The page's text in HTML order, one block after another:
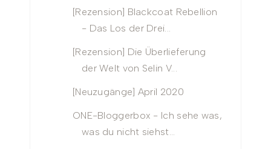
[Rezension] Blackcoat Rebellion
- Das Los der Drei...
[Rezension] Die Überlieferung
der Welt von Selin V...
[Neuzugänge] April 2020
ONE-Bloggerbox - Ich sehe was,
was du nicht siehst...